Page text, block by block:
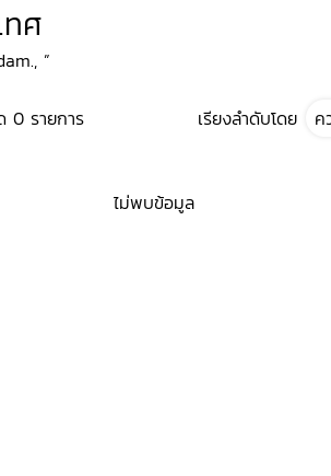
ศ
”
0 รายการ เรียงลำดับโดย
ไม่พบข้อมูล